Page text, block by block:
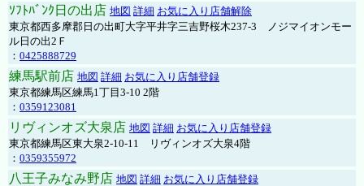
ｿﾌﾄﾊﾞﾝｸ日の出店 地図 詳細 お気に入り店舗解除
東京都西多摩郡日の出町大字平井字三吉野桜木237-3 ノジマイオンモー
ル日の出2Ｆ
： 0425888729
練馬駅前店 地図 詳細 お気に入り店舗登録
東京都練馬区練馬1丁目3-10 2階
： 0359123081
リヴィンオズ大泉店 地図 詳細 お気に入り店舗登録
東京都練馬区東大泉2-10-11 リヴィンオズ大泉4階
： 0359355972
八王子みなみ野店 地図 詳細 お気に入り店舗登録